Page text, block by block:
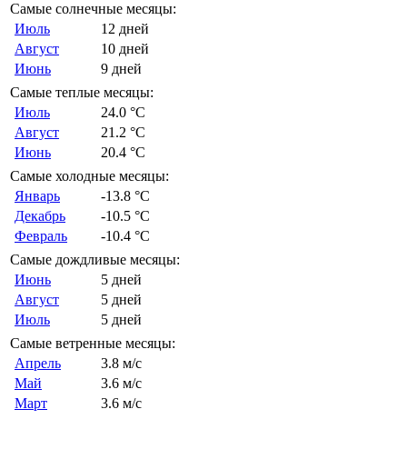
Самые солнечные месяцы:
Июль
12 дней
Август
10 дней
Июнь
9 дней
Самые теплые месяцы:
Июль
24.0 °C
Август
21.2 °C
Июнь
20.4 °C
Самые холодные месяцы:
Январь
-13.8 °C
Декабрь
-10.5 °C
Февраль
-10.4 °C
Самые дождливые месяцы:
Июнь
5 дней
Август
5 дней
Июль
5 дней
Самые ветренные месяцы:
Апрель
3.8 м/с
Май
3.6 м/с
Март
3.6 м/с